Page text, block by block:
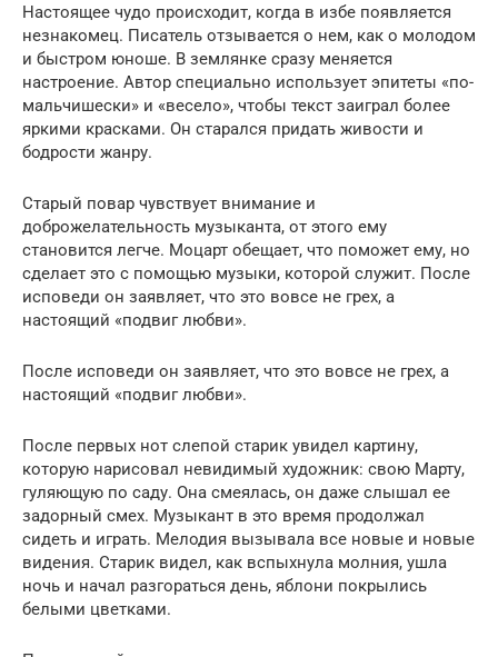
Настоящее чудо происходит, когда в избе появляется
незнакомец. Писатель отзывается о нем, как о молодом
и быстром юноше. В землянке сразу меняется
настроение. Автор специально использует эпитеты «по-
мальчишески» и «весело», чтобы текст заиграл более
яркими красками. Он старался придать живости и
бодрости жанру.
Старый повар чувствует внимание и
доброжелательность музыканта, от этого ему
становится легче. Моцарт обещает, что поможет ему, но
сделает это с помощью музыки, которой служит. После
исповеди он заявляет, что это вовсе не грех, а
настоящий «подвиг любви».
После исповеди он заявляет, что это вовсе не грех, а
настоящий «подвиг любви».
После первых нот слепой старик увидел картину,
которую нарисовал невидимый художник: свою Марту,
гуляющую по саду. Она смеялась, он даже слышал ее
задорный смех. Музыкант в это время продолжал
сидеть и играть. Мелодия вызывала все новые и новые
видения. Старик видел, как вспыхнула молния, ушла
ночь и начал разгораться день, яблони покрылись
белыми цветками.